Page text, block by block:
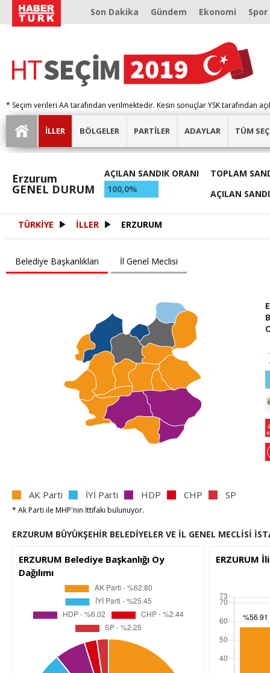
Son Dakika Gündem Ekonomi Spor
* Seçim verileri AA tarafından verilmektedir. Kesin sonuçlar YSK tarafından
İLLER BÖLGELER PARTİLER ADAYLAR TÜM
Erzurum
GENEL DURUM
AÇILAN SANDIK ORANI
100,0%
TOPLAM
AÇILAN
TÜRKİYE İLLER ERZURUM
Belediye Başkanlıkları İl Genel Meclisi
AK Parti İYİ Parti HDP CHP SP
* Ak Parti ile MHP'nin İttifakı bulunuyor.
ERZURUM BÜYÜKŞEHİR BELEDİYELER VE İL GENEL MECLİSİ
ERZURUM Belediye Başkanlığı Oy
Dağılımı
ERZURUM